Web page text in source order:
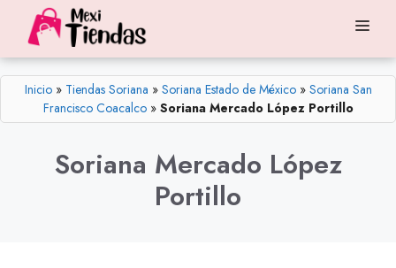
contenido
Inicio» Tiendas Soriana » Soriana Estado de México» Soriana San
Francisco Coacalco» Soriana Mercado López Portillo
Soriana Mercado López
Portillo